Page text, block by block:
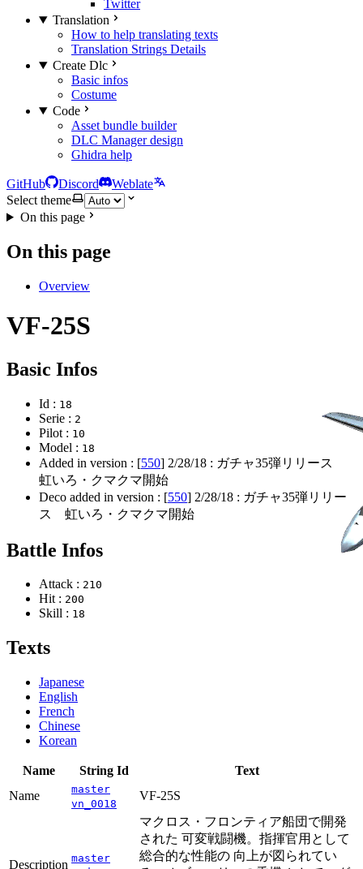
Twitter
Translation
How to help translating texts
Translation Strings Details
Create Dlc
Basic infos
Costume
Code
Asset bundle builder
DLC Manager design
Ghidra help
GitHub Discord
Weblate
Select theme
On this page
On this page
Overview
VF-25S
Basic Infos
Id : 18
Serie : 2
Pilot : 10
Model : 18
Added in version : [550] 2/28/18 : ガチャ35弾リリース
虹いろ・クマクマ開始
Deco added in version : [550] 2/28/18 : ガチャ35弾リリー
ス 虹いろ・クマクマ開始
Battle Infos
Attack : 210
Hit : 200
Skill : 18
Texts
Japanese
English
French
Chinese
Korean
Name String Id
Text
Name
master
vn_0018
VF-25S
Description master
マクロス・フロンティア船団で開発
された 可変戦闘機。指揮官用として
総合的な性能の 向上が図られてい